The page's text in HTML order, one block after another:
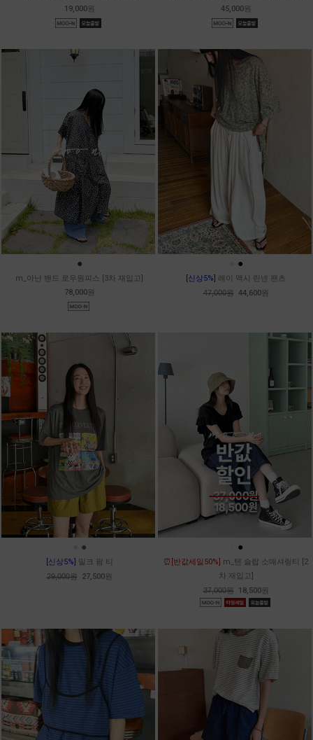
19,000원
45,000원
●
m_아난 밴드 로우원피스 [3차 재입고]
78,000원
●
[신상5%] 레이 맥시 린넨 팬츠
47,000원 44,600원
●
[신상5%] 밀크 팜 티
29,000원 27,500원
●
⏰[반값세일50%] m_텐 슬랍 소매셔링티 [2
차 재입고]
37,000원 18,500원